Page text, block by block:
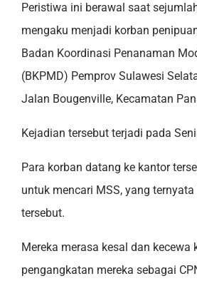
Peristiwa ini berawal saat
mengaku menjadi korban
Badan Koordinasi Penanaman
(BKPMD) Pemprov Sulawesi
Jalan Bougenville, Kecamatan
Kejadian tersebut terjadi pada
Para korban datang ke kantor
untuk mencari MSS, yang
tersebut.
Mereka merasa kesal dan kecewa
pengangkatan mereka sebagai